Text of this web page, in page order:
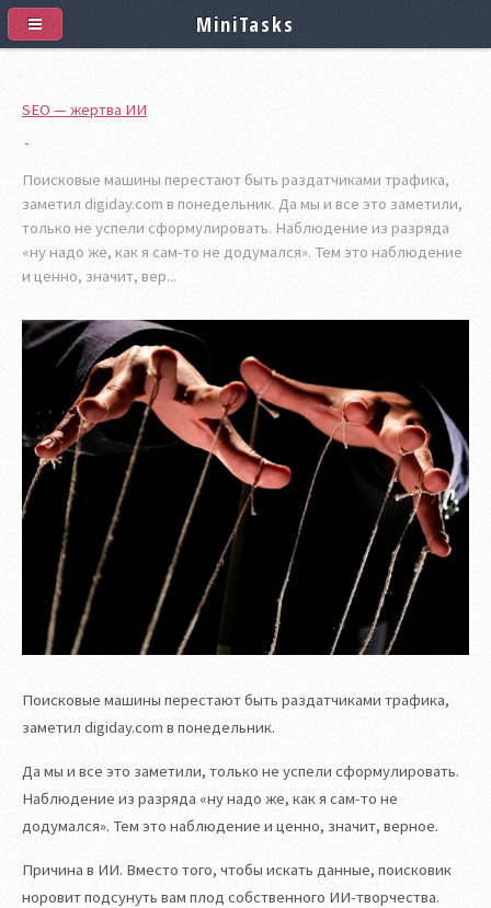
SEO — жертва ИИ
Поисковые машины перестают быть раздатчиками трафика,
заметил digiday.com в понедельник. Да мы и все это заметили,
только не успели сформулировать. Наблюдение из разряда
«ну надо же, как я сам-то не додумался». Тем это наблюдение
и ценно, значит, вер...
Поисковые машины перестают быть раздатчиками трафика,
заметил digiday.com в понедельник.
Да мы и все это заметили, только не успели сформулировать.
Наблюдение из разряда «ну надо же, как я сам-то не
додумался». Тем это наблюдение и ценно, значит, верное.
Причина в ИИ. Вместо того, чтобы искать данные, поисковик
норовит подсунуть вам плод собственного ИИ-творчества.
MiniTasks